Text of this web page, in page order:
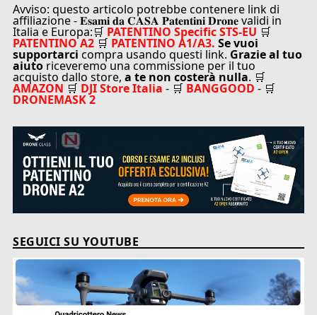
Avviso: questo articolo potrebbe contenere link di
affiliazione - 𝐄𝐬𝐚𝐦𝐢 𝐝𝐚 𝐂𝐀𝐒𝐀 𝐏𝐚𝐭𝐞𝐧𝐭𝐢𝐧𝐢 𝐃𝐫𝐨𝐧𝐞 validi in
Italia e Europa:🛒 PATENTINO Specific STS-EU 🛒
PATENTINO A2 🛒 PATENTINO A1/A3. Se vuoi
supportarci compra usando questi link. Grazie al tuo
aiuto riceveremo una commissione per il tuo
acquisto dallo store,a te non costerà nulla. 🛒
AMAZON 🛒 DJI Store Italia- 🛒 BANGGOOD - 🛒
DRONEMASK 2
SEGUICI SU YOUTUBE